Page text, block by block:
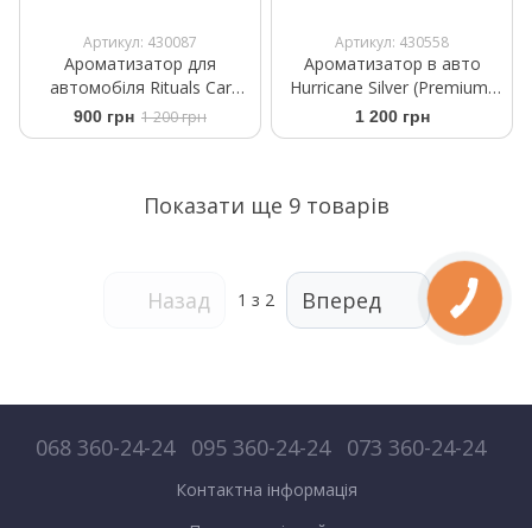
Артикул: 430087
Ароматизатор для
автомобіля Rituals ​Car
Perfume The Ritual Sakura
+2 refills 6ml
900 грн 1 200 грн
Артикул: 430558
Ароматизатор в авто
Hurricane Silver (Premium)
Аромасаше на дефлектор
1 200 грн
Показати ще 9 товарів
Назад 1 з 2 Вперед
068 360-24-24 095 360-24-24 073 360-24-24
Контактна інформація